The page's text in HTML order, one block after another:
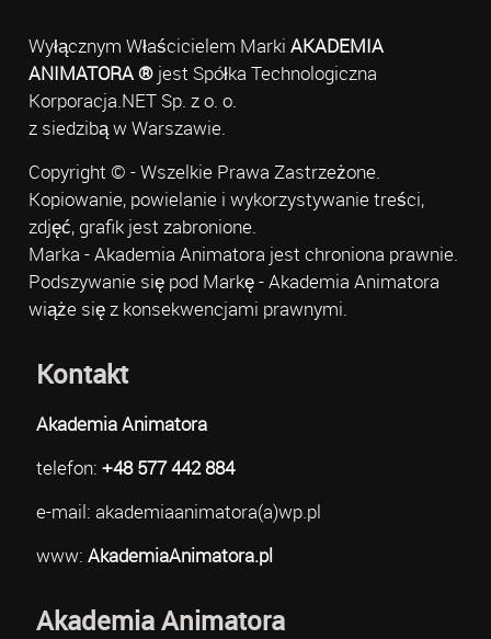
Wyłącznym Właścicielem Marki AKADEMIA
ANIMATORA ®jest Spółka Technologiczna
Korporacja.NET Sp. z o. o.
z siedzibą w Warszawie.
Copyright © - Wszelkie Prawa Zastrzeżone.
Kopiowanie, powielanie i wykorzystywanie treści,
zdjęć, grafik jest zabronione.
Marka - Akademia Animatora jest chroniona prawnie.
Podszywanie się pod Markę - Akademia Animatora
wiąże się z konsekwencjami prawnymi.
Kontakt
Akademia Animatora
telefon: +48 577 442 884
e-mail: akademiaanimatora(a)wp.pl
www: AkademiaAnimatora.pl
Akademia Animatora